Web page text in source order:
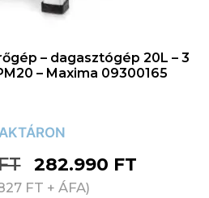
– dagasztógép 20L – 3
– Maxima 09300165
282.990 FT
FT + ÁFA)